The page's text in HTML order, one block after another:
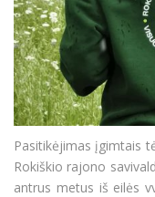
Pasitikėjimas įgimtais
Rokiškio rajono
antrus metus iš eilės